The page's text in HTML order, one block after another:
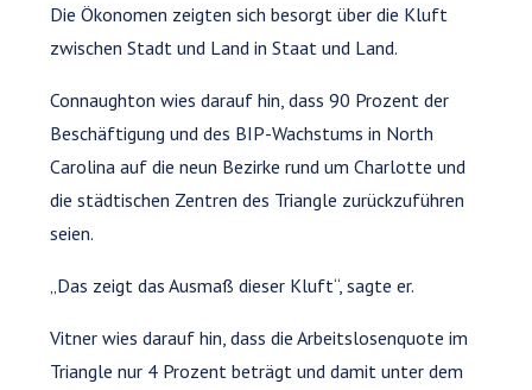
Die Ökonomen zeigten sich besorgt über die Kluft
zwischen Stadt und Land in Staat und Land.
Connaughton wies darauf hin, dass 90 Prozent der
Beschäftigung und des BIP-Wachstums in North
Carolina auf die neun Bezirke rund um Charlotte und
die städtischen Zentren des Triangle zurückzuführen
seien.
„Das zeigt das Ausmaß dieser Kluft“, sagte er.
Vitner wies darauf hin, dass die Arbeitslosenquote im
Triangle nur 4 Prozent beträgt und damit unter dem